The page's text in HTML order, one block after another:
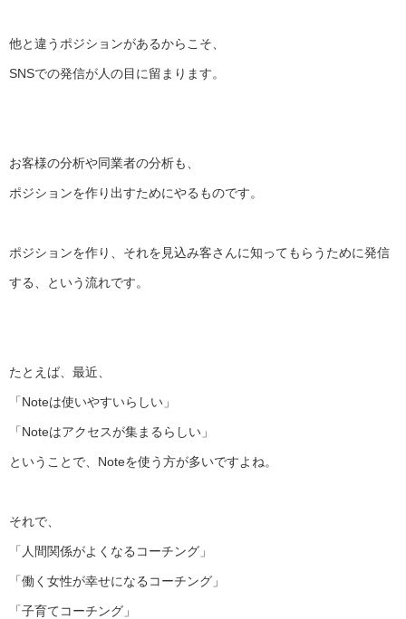
他と違うポジションがあるからこそ、
SNSでの発信が人の目に留まります。
お客様の分析や同業者の分析も、
ポジションを作り出すためにやるものです。
ポジションを作り、 それを見込み客さんに知ってもらうために発信
する、 という流れです。
たとえば、最近、
「Noteは使いやすいらしい」
「Noteはアクセスが集まるらしい」
ということで、Noteを使う方が多いですよね。
それで、
「人間関係がよくなるコーチング」
「働く女性が幸せになるコーチング」
「子育てコーチング」